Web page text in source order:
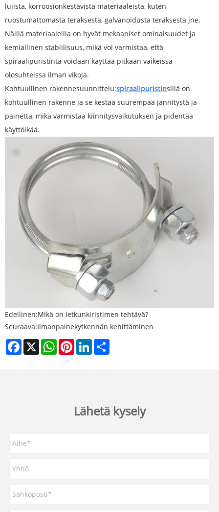
lujista, korroosionkestävistä materiaaleista, kuten
ruostumattomasta teräksestä, galvanoidusta teräksestä jne.
Näillä materiaaleilla on hyvät mekaaniset ominaisuudet ja
kemiallinen stabiilisuus, mikä voi varmistaa, että
spiraalipuristinta voidaan käyttää pitkään vaikeissa
olosuhteissa ilman vikoja.
Kohtuullinen rakennesuunnittelu:spiraalipuristinsillä on
kohtuullinen rakenne ja se kestää suurempaa jännitystä ja
painetta, mikä varmistaa kiinnitysvaikutuksen ja pidentää
käyttöikää.
Edellinen:Mikä on letkunkiristimen tehtävä?
Seuraava:Ilmanpainekytkennän kehittäminen
Facebook
X WhatsAppPinterestLinkedIn
Lähetä kysely